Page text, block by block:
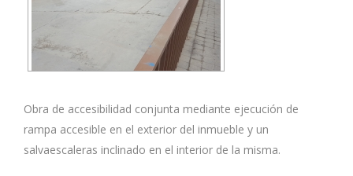
Obra de accesibilidad conjunta mediante ejecución de
rampa accesible en el exterior del inmueble y un
salvaescaleras inclinado en el interior de la misma.